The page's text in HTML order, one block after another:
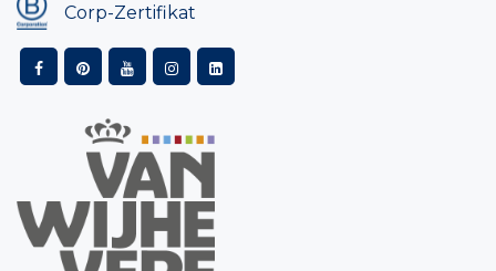
Corp-Zertifikat